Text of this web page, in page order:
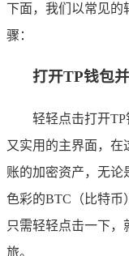
下面，我们以常见的
骤：
打开TP钱包
轻轻点击打开
又实用的主界面，在
账的加密资产，无论
色彩的BTC（比特币
只需轻轻点击一下，
旅。